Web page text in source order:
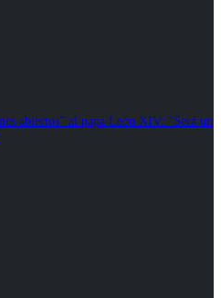
abiertos” al papa León XIV: “Será un